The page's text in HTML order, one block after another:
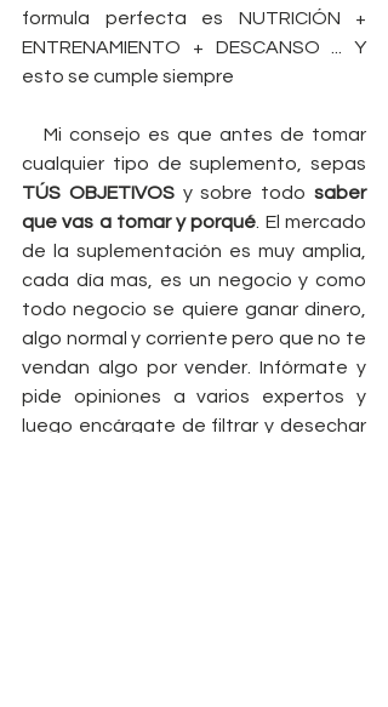
formula perfecta es NUTRICIÓN +
ENTRENAMIENTO + DESCANSO ... Y
esto se cumple siempre
TÚS OBJETIVOS y sobre todo saber
que vas a tomar y porqué . El mercado
de la suplementación es muy amplia,
cada día mas, es un negocio y como
todo negocio se quiere ganar dinero,
algo normal y corriente pero que no te
vendan algo por vender. Infórmate y
pide opiniones a varios expertos y
luego encárgate de filtrar y desechar